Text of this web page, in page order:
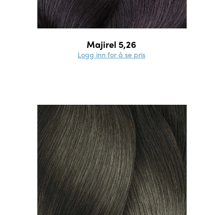
Majirel 5,26
Logg inn for å se pris